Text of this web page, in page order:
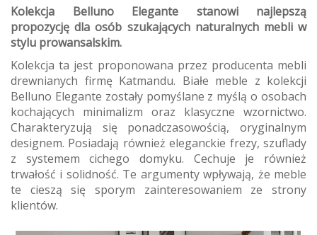
Kolekcja Belluno Elegante stanowi najlepszą
propozycję dla osób szukających naturalnych mebli w
stylu prowansalskim.
Kolekcja ta jest proponowana przez producenta mebli
drewnianych firmę Katmandu. Białe meble z kolekcji
Belluno Elegante zostały pomyślane z myślą o osobach
kochających minimalizm oraz klasyczne wzornictwo.
Charakteryzują się ponadczasowością, oryginalnym
designem. Posiadają również eleganckie frezy, szuflady
z systemem cichego domyku. Cechuje je również
trwałość i solidność. Te argumenty wpływają, że meble
te cieszą się sporym zainteresowaniem ze strony
klientów.